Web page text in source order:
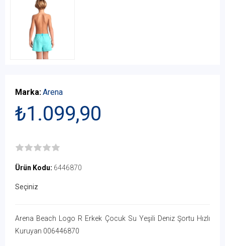
Marka:Arena
₺1.099,90
Ürün Kodu: 6446870
Seçiniz
Arena Beach Logo R Erkek Çocuk Su Yeşili Deniz Şortu Hızlı
Kuruyan 006446870